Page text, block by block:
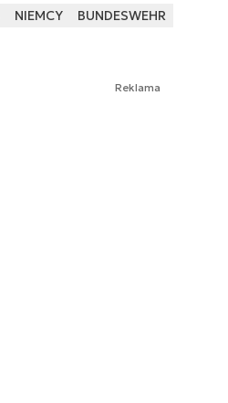
NIEMCY BUNDESWEHR
Reklama